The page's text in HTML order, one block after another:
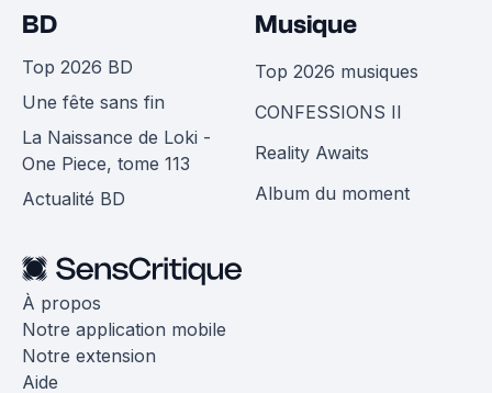
BD
Top 2026 BD
Une fête sans fin
La Naissance de Loki -
One Piece, tome 113
Actualité BD
Musique
Top 2026 musiques
CONFESSIONS II
Reality Awaits
Album du moment
À propos
Notre application mobile
Notre extension
Aide